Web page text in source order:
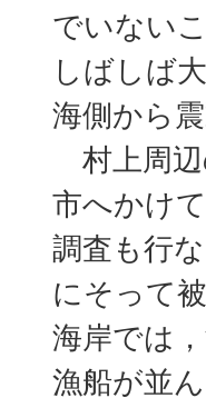
でいない
しばしば
海側から
村上周辺
市へかけ
調査も行
にそって
海岸では
漁船が並